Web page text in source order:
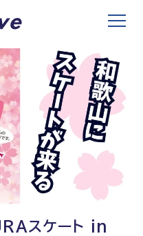
スケート in